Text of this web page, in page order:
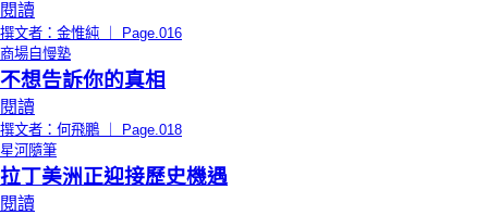
閱讀
撰文者：金惟純 ｜ Page.016
商場自慢塾
不想告訴你的真相
閱讀
撰文者：何飛鵬 ｜ Page.018
星河隨筆
拉丁美洲正迎接歷史機遇
閱讀